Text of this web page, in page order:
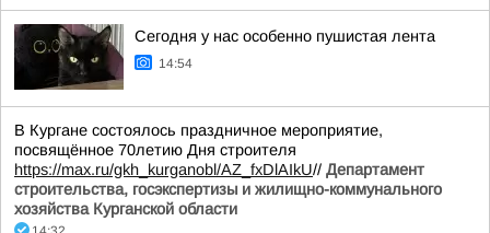
Сегодня у нас особенно пушистая лента
14:54
В Кургане состоялось праздничное мероприятие,
посвящённое 70летию Дня строителя
https://max.ru/gkh_kurganobl/AZ_fxDlAIkU// Департамент
строительства, госэкспертизы и жилищно-коммунального
хозяйства Курганской области